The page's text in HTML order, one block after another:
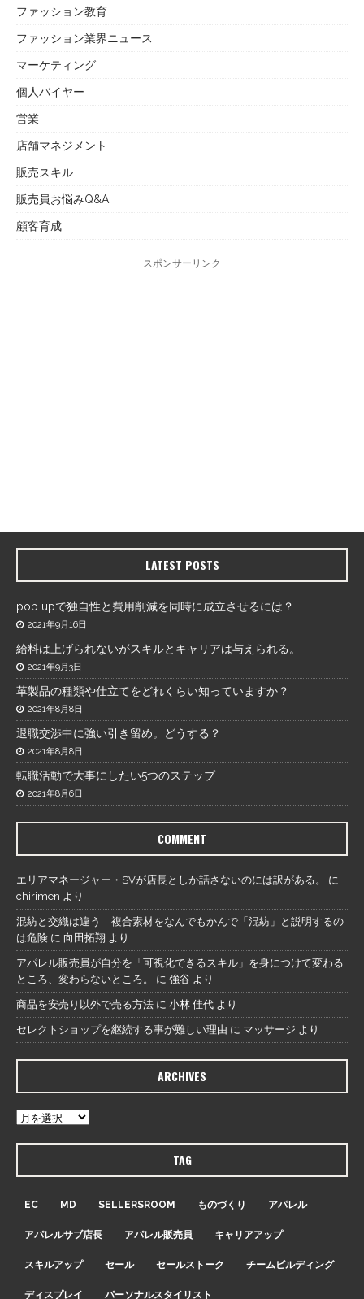
ファッション教育
ファッション業界ニュース
マーケティング
個人バイヤー
営業
店舗マネジメント
販売スキル
販売員お悩みQ&A
顧客育成
スポンサーリンク
LATEST POSTS
pop upで独自性と費用削減を同時に成立させるには？
2021年9月16日
給料は上げられないがスキルとキャリアは与えられる。
2021年9月3日
革製品の種類や仕立てをどれくらい知っていますか？
2021年8月8日
退職交渉中に強い引き留め。どうする？
2021年8月8日
転職活動で大事にしたい5つのステップ
2021年8月6日
COMMENT
エリアマネージャー・SVが店長としか話さないのには訳がある。
に
chirimen より
混紡と交織は違う 複合素材をなんでもかんで「混紡」と説明するの
は危険 に 向田拓翔 より
アパレル販売員が自分を「可視化できるスキル」を身につけて変わる
ところ、変わらないところ。
に 強谷 より
商品を安売り以外で売る方法 に 小林 佳代 より
セレクトショップを継続する事が難しい理由 に マッサージ より
ARCHIVES
TAG
EC MD SELLERSROOM ものづくり アパレル
アパレルサブ店長 アパレル販売員 キャリアアップ
スキルアップ セール セールストーク チームビルディング
ディスプレイ パーソナルスタイリスト